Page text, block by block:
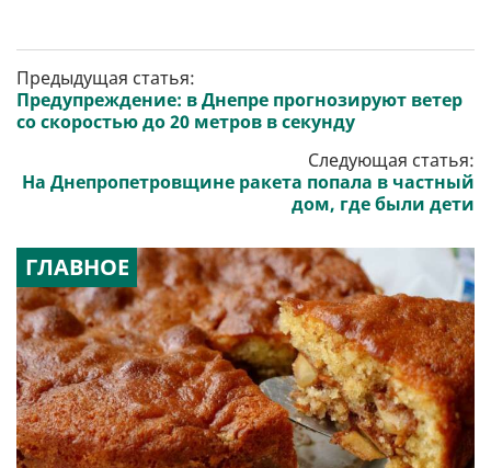
Предыдущая статья:
Предупреждение: в Днепре прогнозируют ветер
со скоростью до 20 метров в секунду
Следующая статья:
На Днепропетровщине ракета попала в частный
дом, где были дети
ГЛАВНОЕ